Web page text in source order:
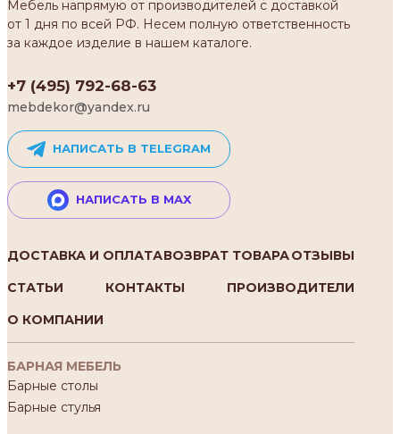
Мебель напрямую от производителей с доставкой
от 1 дня по всей РФ. Несем полную ответственность
за каждое изделие в нашем каталоге.
+7 (495) 792-68-63
mebdekor@yandex.ru
НАПИСАТЬ В TELEGRAM
НАПИСАТЬ В MAX
ДОСТАВКА И ОПЛАТАВОЗВРАТ ТОВАРАОТЗЫВЫ
СТАТЬИ
КОНТАКТЫ
ПРОИЗВОДИТЕЛИ
О КОМПАНИИ
БАРНАЯ МЕБЕЛЬ
Барные столы
Барные стулья